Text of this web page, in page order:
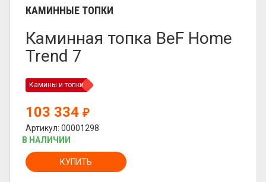
КАМИННЫЕ ТОПКИ
Каминная топка BeF Home
Trend 7
Камины и топки
103 334 ₽
Артикул: 00001298
В НАЛИЧИИ
КУПИТЬ